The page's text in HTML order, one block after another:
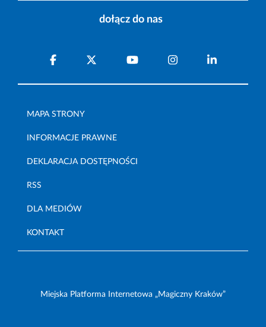
dołącz do nas
MAPA STRONY
INFORMACJE PRAWNE
DEKLARACJA DOSTĘPNOŚCI
RSS
DLA MEDIÓW
KONTAKT
Miejska Platforma Internetowa „Magiczny Kraków”